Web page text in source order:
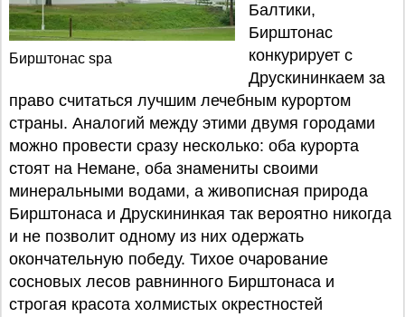
Бирштонас spa
Балтики,
Бирштонас
конкурирует с
Друскининкаем за
право считаться лучшим лечебным курортом
страны. Аналогий между этими двумя городами
можно провести сразу несколько: оба курорта
стоят на Немане, оба знамениты своими
минеральными водами, а живописная природа
Бирштонаса и Друскининкая так вероятно никогда
и не позволит одному из них одержать
окончательную победу. Тихое очарование
сосновых лесов равнинного Бирштонаса и
строгая красота холмистых окрестностей